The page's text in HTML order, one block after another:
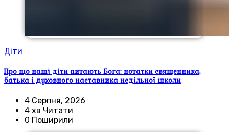
Діти
Про що наші діти питають Бога: нотатки священника,
батька і духовного наставника недільної школи
4 Серпня, 2026
4 хв Читати
0 Поширили